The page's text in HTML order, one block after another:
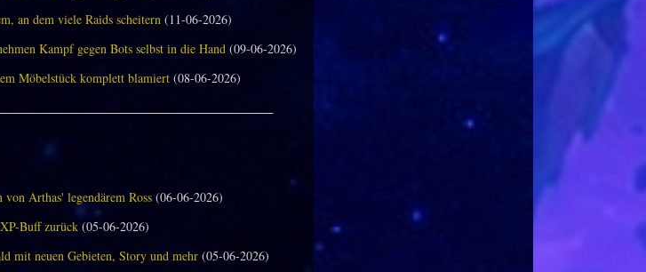
an dem viele Raids scheitern(11-06-2026)
Kampf gegen Bots selbst in die Hand(09-06-2026)
Möbelstück komplett blamiert(08-06-2026)
Arthas' legendärem Ross(06-06-2026)
Buff zurück(05-06-2026)
mit neuen Gebieten, Story und mehr(05-06-2026)